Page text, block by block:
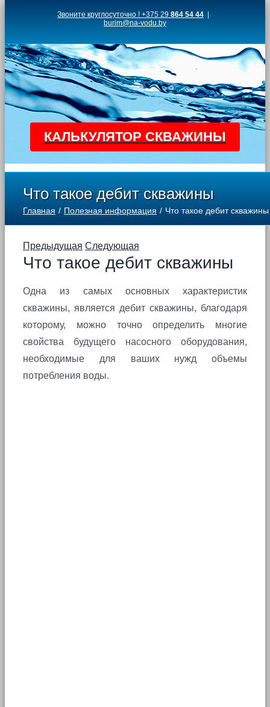
content
Звоните круглосуточно ! +375 29 864 54 44
burim@na-vodu.by
КАЛЬКУЛЯТОР СКВАЖИНЫ
Что такое дебит скважины
Главная Полезная информация Что такое дебит скважины
Предыдущая Следующая
Что такое дебит скважины
Одна из самых основных характеристик
скважины, является дебит скважины, благодаря
которому, можно точно определить многие
свойства будущего насосного оборудования,
необходимые для ваших нужд объемы
потребления воды.